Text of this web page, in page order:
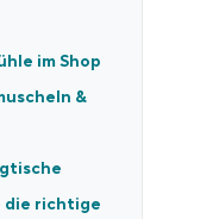
im Shop
&
die richtige